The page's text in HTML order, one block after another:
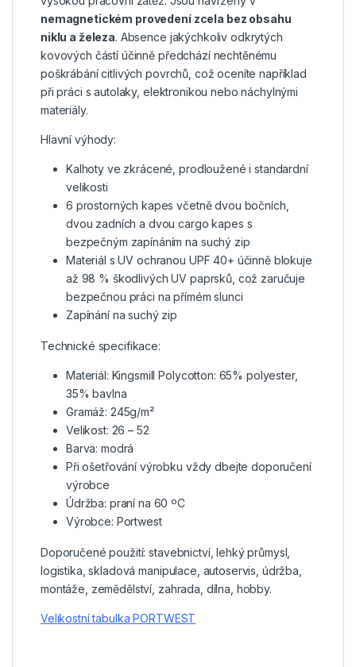
nemagnetickém provedení zcela bez obsahu
niklu a železa. Absence jakýchkoliv odkrytých
kovových částí účinně předchází nechtěnému
poškrábání citlivých povrchů, což oceníte například
při práci s autolaky, elektronikou nebo náchylnými
materiály.
Hlavní výhody:
Kalhoty ve zkrácené, prodloužené i standardní
velikosti
6 prostorných kapes včetně dvou bočních,
dvou zadních a dvou cargo kapes s
bezpečným zapínáním na suchý zip
Materiál s UV ochranou UPF 40+ účinně blokuje
až 98 % škodlivých UV paprsků, což zaručuje
bezpečnou práci na přímém slunci
Zapínání na suchý zip
Technické specifikace:
Materiál: Kingsmill Polycotton: 65% polyester,
35% bavlna
Gramáž: 245g/m²
Velikost: 26 – 52
Barva: modrá
Při ošetřování výrobku vždy dbejte doporučení
výrobce
Údržba: praní na 60 ºC
Výrobce: Portwest
Doporučené použití: stavebnictví, lehký průmysl,
logistika, skladová manipulace, autoservis, údržba,
montáže, zemědělství, zahrada, dílna, hobby.
Velikostní tabulka PORTWEST